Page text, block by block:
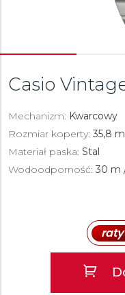
Casio
Mechanizm: Kwarcowy
Rozmiar koperty: 35,8
Materiał paska: Stal
Wodoodporność: 30 m
raty